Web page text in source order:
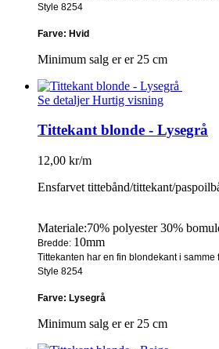
Style 8254
Farve: Hvid
Minimum salg er er 25 cm
Se detaljerHurtig visning
Tittekant blonde - Lysegrå
12,00 kr/m
Ensfarvet tittebånd/tittekant/
Materiale:70% polyester 30%
Bredde: 10mm
Tittekanten har en fin blondekant i samme
Style 8254
Farve: Lysegrå
Minimum salg er er 25 cm